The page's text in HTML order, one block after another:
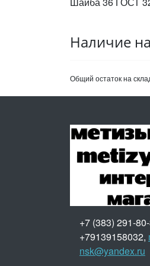
Наличие
Общий остаток на
+7 (383) 291-
+79139158032,
nsk@yandex.ru